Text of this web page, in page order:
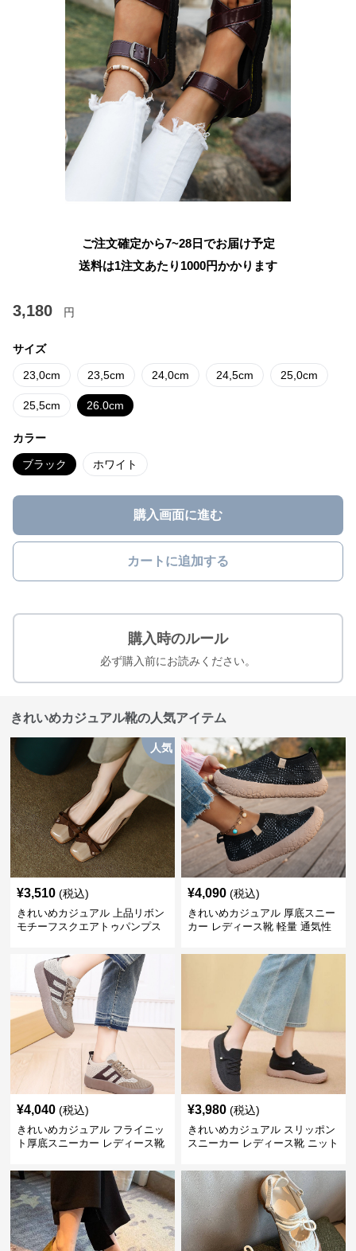
ご注文確定から7~28日でお届け予定
送料は1注文あたり 1000円かかります
3,180 円
サイズ
23,0cm 23,5cm 24,0cm 24,5cm 25,0cm
25,5cm 26.0cm
カラー
ブラック ホワイト
購入画面に進む
カートに追加する
購入時のルール
必ず購入前にお読みください。
きれいめカジュアル靴の人気アイテム
人気
¥3,510 (税込)
きれいめカジュアル 上品リボン
モチーフスクエアトゥパンプス
¥4,090 (税込)
きれいめカジュアル 厚底スニー
カー レディース靴 軽量 通気性
スポーティー
¥4,040 (税込)
きれいめカジュアル フライニッ
ト厚底スニーカー レディース靴
ッポン レトロ カジュアルシュー
ズ
¥3,980 (税込)
きれいめカジュアル スリッポン
スニーカー レディース靴 ニット
い 快適 履きやすい